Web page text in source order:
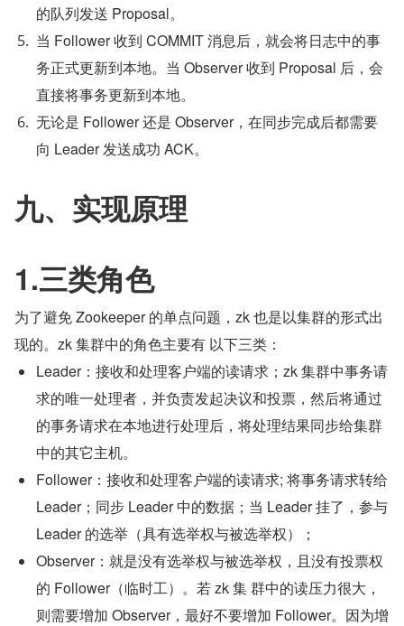
的队列发送 Proposal。
当 Follower 收到 COMMIT 消息后，就会将日志中的事
务正式更新到本地。当 Observer 收到 Proposal 后，会
直接将事务更新到本地。
无论是 Follower 还是 Observer，在同步完成后都需要
向 Leader 发送成功 ACK。
九、实现原理
1.三类角色
为了避免 Zookeeper 的单点问题，zk 也是以集群的形式出
现的。zk 集群中的角色主要有 以下三类：
Leader：接收和处理客户端的读请求；zk 集群中事务请
求的唯一处理者，并负责发起决议和投票，然后将通过
的事务请求在本地进行处理后，将处理结果同步给集群
中的其它主机。
Follower：接收和处理客户端的读请求; 将事务请求转给
Leader；同步 Leader 中的数据；当 Leader 挂了，参与
Leader 的选举（具有选举权与被选举权）；
Observer：就是没有选举权与被选举权，且没有投票权
的 Follower（临时工）。若 zk 集 群中的读压力很大，
则需要增加 Observer，最好不要增加 Follower。因为增